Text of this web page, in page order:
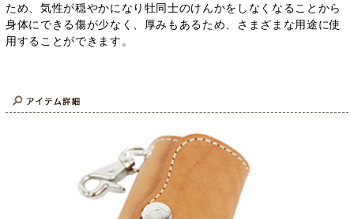
ため、気性が穏やかになり牡同士のけんかをしなくなることから
身体にできる傷が少なく、厚みもあるため、さまざまな用途に使
用することができます。